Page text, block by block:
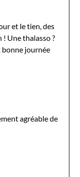
et le tien, des
! Une thalasso ?
bonne journée
agréable de